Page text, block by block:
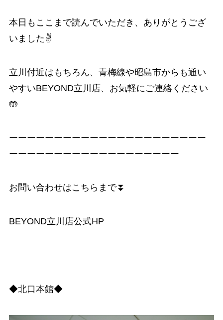
本日もここまで読んでいただき、ありがとうござ
いました✌️
立川付近はもちろん、青梅線や昭島市からも通い
やすいBEYOND立川店、お気軽にご連絡ください
🤲
ーーーーーーーーーーーーーーーーーーーーーー
ーーーーーーーーーーーーーーーーーーー
お問い合わせはこちらまで⏬
BEYOND立川店公式HP
◆北口本館◆